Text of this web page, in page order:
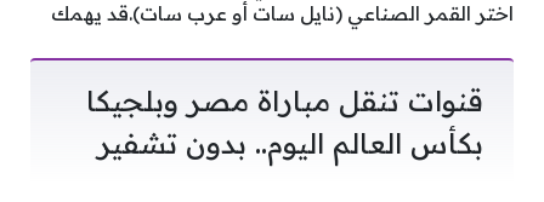
اختر القمر الصناعي (نايل سات أو عرب سات).قد يهمك
قنوات تنقل مباراة مصر وبلجيكا
بكأس العالم اليوم.. بدون تشفير